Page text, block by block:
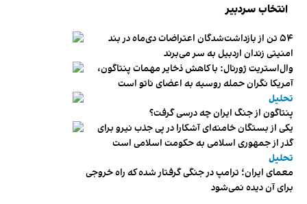
انتخاب سردبیر
۵۴ تن از بازداشت‌شدگان اعتراضات دی‌ماه در بند
امنیتی زندان اردبیل به سر می‌برند
وال‌استریت ژورنال: با کاهش ذخایر مهمات پنتاگون،
آمریکا نگران حمله روسیه به اعضای ناتو‌ است
تحلیل
پنتاگون از جنگ ایران چه درسی گرفت؟
یکی از بستگان خامنه‌ای آشکارا در پی جذب نیرو برای
گذر از جمهوری اسلامی به حکومت اسلامی است
تحلیل
معمای ایران؛ ترامپ در جنگی گرفتار شده که راه خروجی
برای آن دیده نمی‌شود